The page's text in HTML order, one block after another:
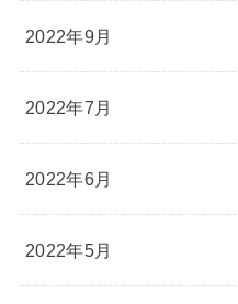
2022年9月
2022年7月
2022年6月
2022年5月